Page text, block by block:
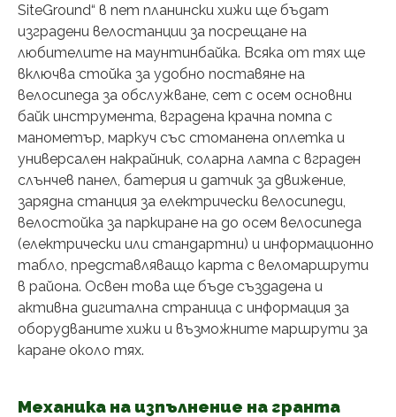
SiteGround“ в пет планински хижи ще бъдат
изградени велостанции за посрещане на
любителите на маунтинбайка. Всяка от тях ще
включва стойка за удобно поставяне на
велосипеда за обслужване, сет с осем основни
байк инструмента, вградена крачна помпа с
манометър, маркуч със стоманена оплетка и
универсален накрайник, соларна лампа с вграден
слънчев панел, батерия и датчик за движение,
зарядна станция за електрически велосипеди,
велостойка за паркиране на до осем велосипеда
(електрически или стандартни) и информационно
табло, представляващо карта с веломаршрути
в района. Освен това ще бъде създадена и
активна дигитална страница с информация за
оборудваните хижи и възможните маршрути за
каране около тях.
Механика на изпълнение на гранта